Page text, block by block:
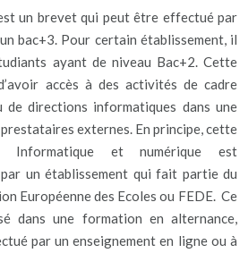
un brevet qui peut être effectué par
bac+3. Pour certain établissement, il
ayant de niveau Bac+2. Cette
accès à des activités de cadre
de directions informatiques dans une
externes. En principe, cette
Informatique et numérique est
un établissement qui fait partie du
Européenne des Ecoles ou FEDE. Ce
dans une formation en alternance,
par un enseignement en ligne ou à